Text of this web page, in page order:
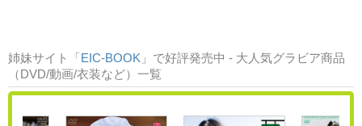
姉妹サイト「EIC-BOOK 」で好評発売中 - 大人気グラビア商品
（DVD/動画/衣装など）一覧